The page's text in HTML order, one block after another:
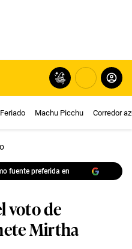
Feriado Machu Picchu Corredor
fuente preferida en
voto de
Mirtha